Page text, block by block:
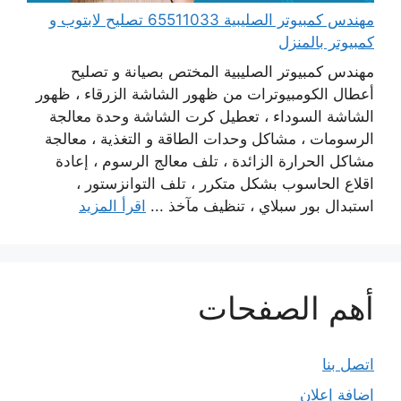
مهندس كمبيوتر الصليبية 65511033 تصليح لابتوب و
كمبيوتر بالمنزل
مهندس كمبيوتر الصليبية المختص بصيانة و تصليح
أعطال الكومبيوترات من ظهور الشاشة الزرقاء ، ظهور
الشاشة السوداء ، تعطيل كرت الشاشة وحدة معالجة
الرسومات ، مشاكل وحدات الطاقة و التغذية ، معالجة
مشاكل الحرارة الزائدة ، تلف معالج الرسوم ، إعادة
اقلاع الحاسوب بشكل متكرر ، تلف التوانزستور ،
استبدال بور سبلاي ، تنظيف مآخذ ... اقرأ المزيد
أهم الصفحات
اتصل بنا
إضافة إعلان